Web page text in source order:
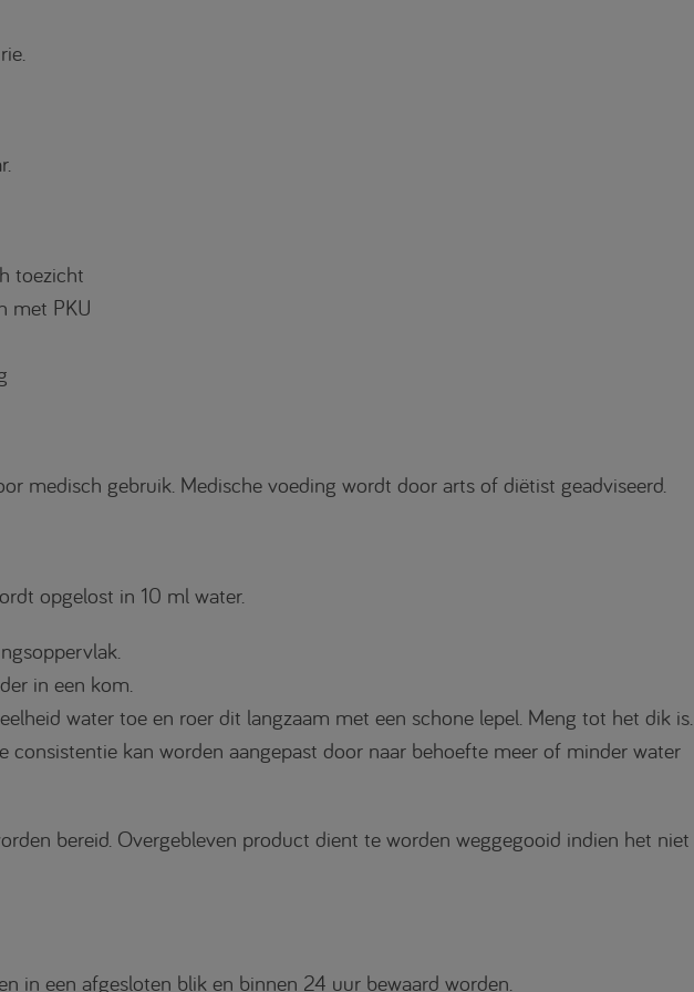
toezicht
met PKU
medisch gebruik. Medische voeding wordt door arts of diëtist geadviseerd.
opgelost in 10 ml water.
in een kom.
water toe en roer dit langzaam met een schone lepel. Meng tot het dik is.
consistentie kan worden aangepast door naar behoefte meer of minder water
bereid. Overgebleven product dient te worden weggegooid indien het niet
in een afgesloten blik en binnen 24 uur bewaard worden.